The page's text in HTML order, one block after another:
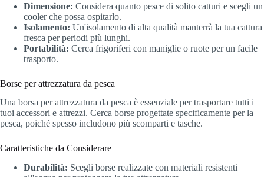
Dimensione: Considera quanto pesce di solito catturi e scegli un
cooler che possa ospitarlo.
Isolamento: Un'isolamento di alta qualità manterrà la tua cattura
fresca per periodi più lunghi.
Portabilità: Cerca frigoriferi con maniglie o ruote per un facile
trasporto.
Borse per attrezzatura da pesca
Una borsa per attrezzatura da pesca è essenziale per trasportare tutti i
tuoi accessori e attrezzi. Cerca borse progettate specificamente per la
pesca, poiché spesso includono più scomparti e tasche.
Caratteristiche da Considerare
Durabilità: Scegli borse realizzate con materiali resistenti